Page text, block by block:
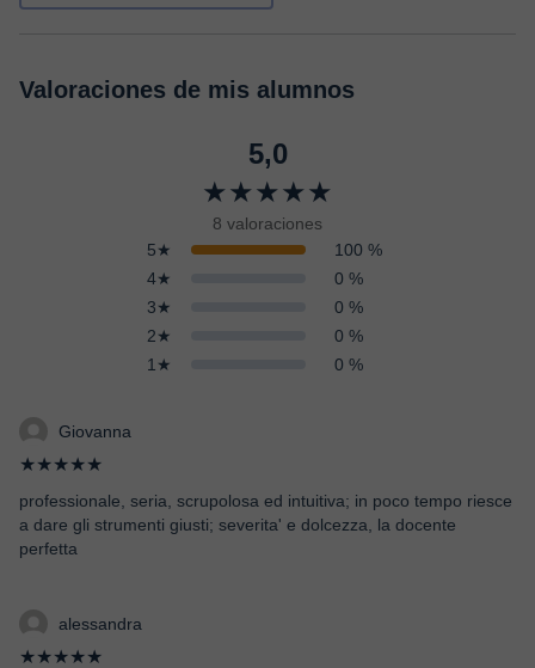
Valoraciones de mis alumnos
5,0
★★★★★
8 valoraciones
5★
100 %
4★
0 %
3★
0 %
2★
0 %
1★
0 %
Giovanna
★★★★★
professionale, seria, scrupolosa ed intuitiva; in poco tempo riesce
a dare gli strumenti giusti; severita' e dolcezza, la docente
perfetta
alessandra
★★★★★